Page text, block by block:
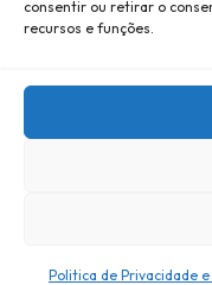
consentir ou retirar o
recursos e funções.
Politica de Privacidade e
Desde 2001,
Política